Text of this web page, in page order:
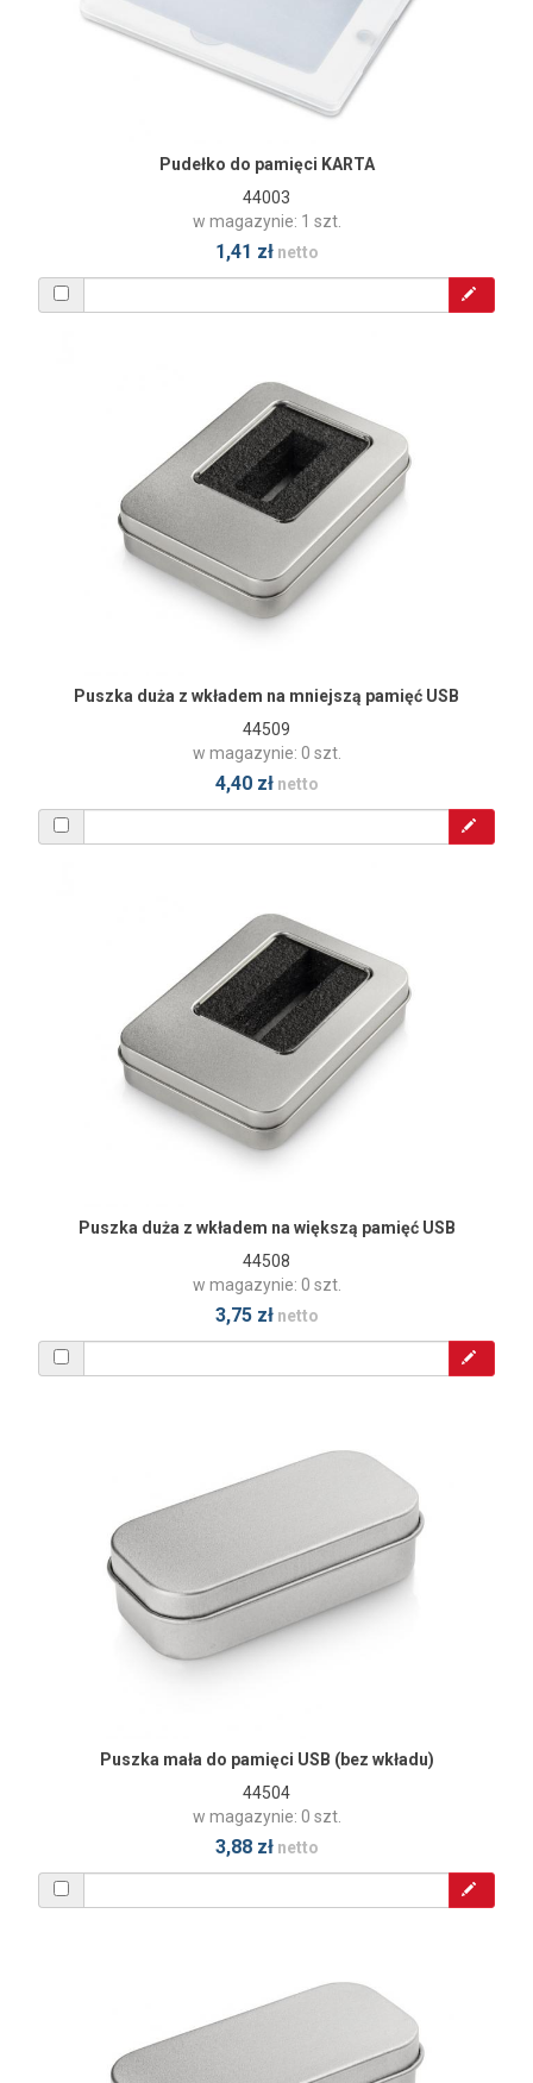
Pudełko do pamięci KARTA
44003
w magazynie: 1 szt.
1,41 złnetto
Puszka duża z wkładem na mniejszą pamięć USB
44509
w magazynie: 0 szt.
4,40 złnetto
Puszka duża z wkładem na większą pamięć USB
44508
w magazynie: 0 szt.
3,75 złnetto
Puszka mała do pamięci USB (bez wkładu)
44504
w magazynie: 0 szt.
3,88 złnetto